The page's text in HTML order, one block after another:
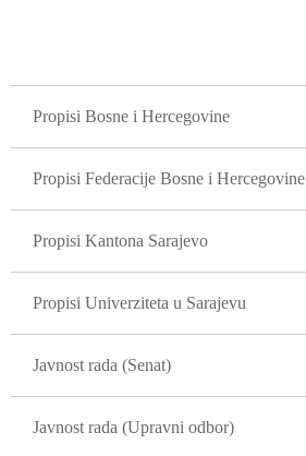
Propisi Bosne i Hercegovine
Propisi Federacije Bosne i Hercegovine
Propisi Kantona Sarajevo
Propisi Univerziteta u Sarajevu
Javnost rada (Senat)
Javnost rada (Upravni odbor)